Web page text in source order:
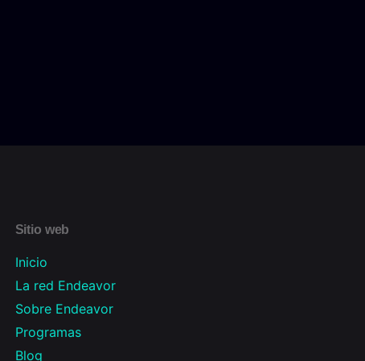
Sitio web
Inicio
La red Endeavor
Sobre Endeavor
Programas
Blog